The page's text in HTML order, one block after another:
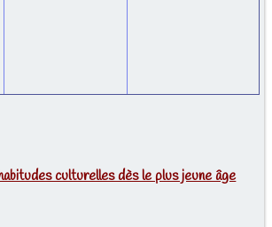
culturelles dès le plus jeune âge